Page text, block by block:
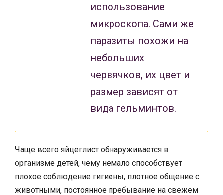
использование
микроскопа. Сами же
паразиты похожи на
небольших
червячков, их цвет и
размер зависят от
вида гельминтов.
Чаще всего яйцеглист обнаруживается в
организме детей, чему немало способствует
плохое соблюдение гигиены, плотное общение с
животными, постоянное пребывание на свежем